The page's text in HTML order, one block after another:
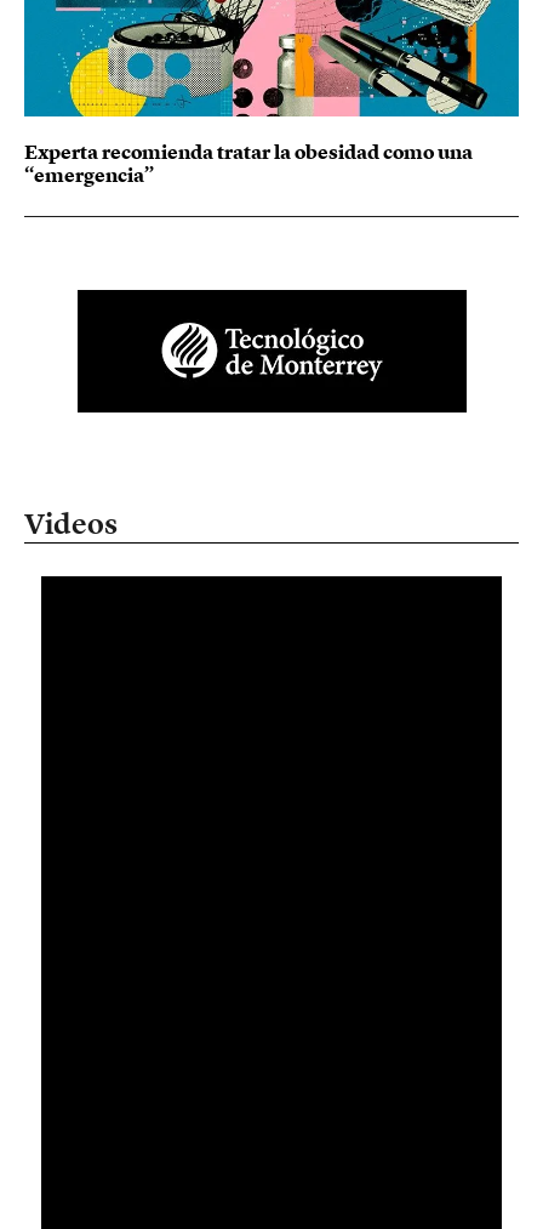
Experta recomienda tratar la obesidad como una
“emergencia”
Videos